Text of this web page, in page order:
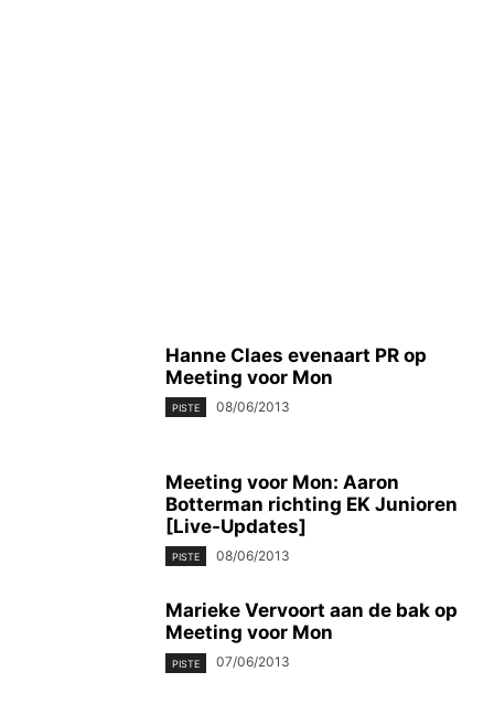
Hanne Claes evenaart PR op
Meeting voor Mon
PISTE 08/06/2013
Meeting voor Mon: Aaron
Botterman richting EK Junioren
[Live-Updates]
PISTE 08/06/2013
Marieke Vervoort aan de bak op
Meeting voor Mon
PISTE 07/06/2013